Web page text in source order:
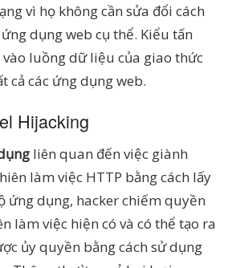
vì họ không cần sửa đổi cách
dụng web cụ thể. Kiểu tấn
luồng dữ liệu của giao thức
cả các ứng dụng web.
Hijacking
liên quan đến việc giành
làm việc HTTP bằng cách lấy
ứng dụng, hacker chiếm quyền
làm việc hiện có và có thể tạo ra
ủy quyền bằng cách sử dụng